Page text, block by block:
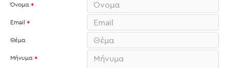
Όνομα
Email
Θέμα
Μήνυμα